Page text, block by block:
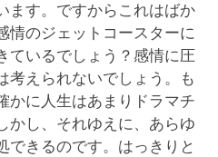
ます。ですからこれはばか
情のジェットコースターに
ているでしょう？感情に圧
考えられないでしょう。も
かに人生はあまりドラマチ
かし、それゆえに、あらゆ
できるのです。はっきりと